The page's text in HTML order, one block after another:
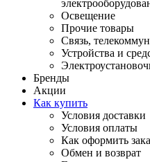
Освещение
Прочие товары
Связь,
Устройства и
Бренды
Акции
Как купить
Условия доставки
Условия оплаты
Как оформить
Обмен и возврат